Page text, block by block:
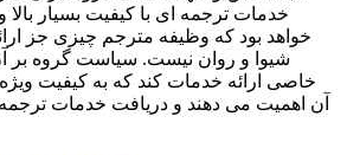
خدمات ترجمه ای با کیفیت بسیار
خواهد بود که وظیفه مترجم چیزی جز
شیوا و روان نیست. سیاست گروه بر
خاصی ارائه خدمات کند که به کیفیت
آن اهمیت می دهند و دریافت خدمات